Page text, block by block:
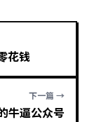
花钱
下一篇 →
牛逼公众号